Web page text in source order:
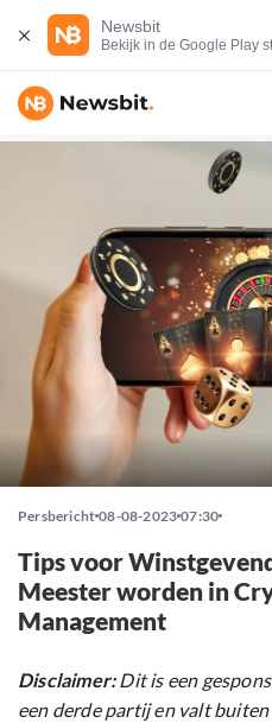
Newsbit
Bekijk in de Google Play
Persbericht 08-08-2023 07:30
Tips voor
Meester worden in
Management
Disclaimer:Dit is een
een derde partij en valt